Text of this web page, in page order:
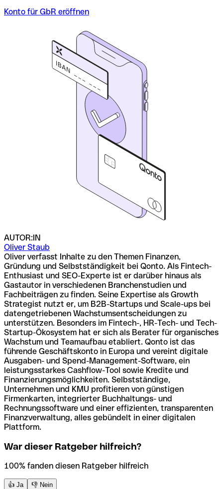
Konto für GbR eröffnen
AUTOR:IN
Oliver Staub
Oliver verfasst Inhalte zu den Themen Finanzen,
Gründung und Selbstständigkeit bei Qonto. Als Fintech-
Enthusiast und SEO-Experte ist er darüber hinaus als
Gastautor in verschiedenen Branchenstudien und
Fachbeiträgen zu finden. Seine Expertise als Growth
Strategist nutzt er, um B2B-Startups und Scale-ups bei
datengetriebenen Wachstumsentscheidungen zu
unterstützen. Besonders im Fintech-, HR-Tech- und Tech-
Startup-Ökosystem hat er sich als Berater für organisches
Wachstum und Teamaufbau etabliert. Qonto ist das
führende Geschäftskonto in Europa und vereint digitale
Ausgaben- und Spend-Management-Software, ein
leistungsstarkes Cashflow-Tool sowie Kredite und
Finanzierungsmöglichkeiten. Selbstständige,
Unternehmen und KMU profitieren von günstigen
Firmenkarten, integrierter Buchhaltungs- und
Rechnungssoftware und einer effizienten, transparenten
Finanzverwaltung, alles gebündelt in einer digitalen
Plattform.
War dieser Ratgeber hilfreich?
100% fanden diesen Ratgeber hilfreich
👍 Ja 👎 Nein